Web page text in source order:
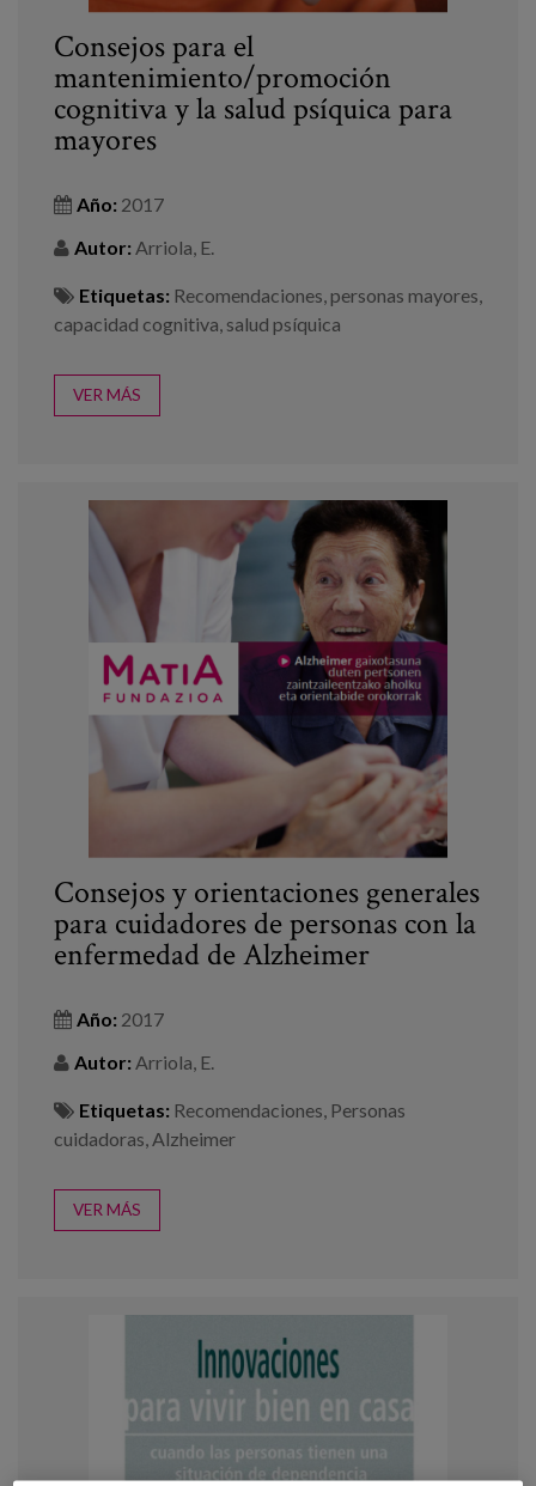
Consejos para el
mantenimiento/promoción
cognitiva y la salud psíquica para
mayores
Año: 2017
Autor: Arriola, E.
Etiquetas: Recomendaciones personas mayores
capacidad cognitiva salud psíquica
VER MÁS
Consejos y orientaciones generales
para cuidadores de personas con la
enfermedad de Alzheimer
Año: 2017
Autor: Arriola, E.
Etiquetas: Recomendaciones, Personas
cuidadoras, Alzheimer
VER MÁS